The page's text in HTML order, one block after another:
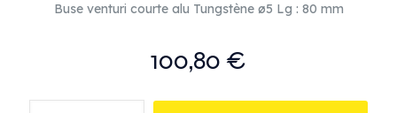
Buse venturi courte alu Tungstène ø5 Lg : 80 mm
100,80€